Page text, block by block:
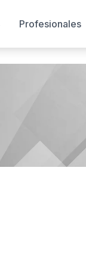
Profesionales